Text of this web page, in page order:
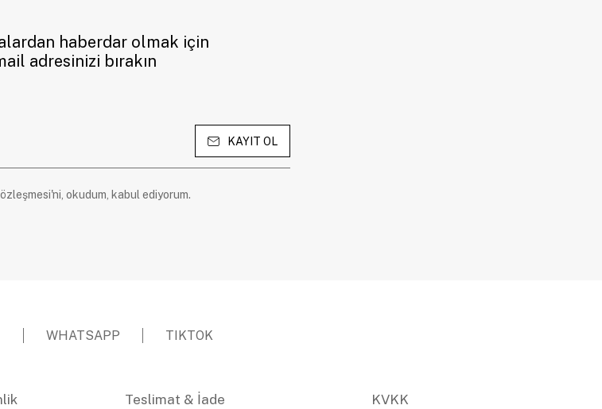
haberdar olmak için
adresinizi bırakın
KAYIT OL
okudum, kabul ediyorum.
WHATSAPP TIKTOK
Teslimat & İade KVKK